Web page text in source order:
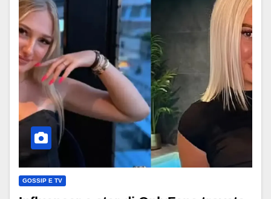
GOSSIP E TV